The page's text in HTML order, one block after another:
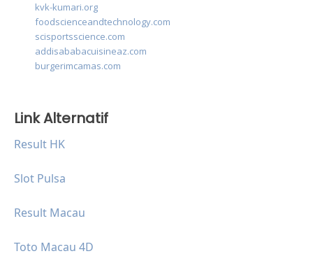
kvk-kumari.org
foodscienceandtechnology.com
scisportsscience.com
addisababacuisineaz.com
burgerimcamas.com
Link Alternatif
Result HK
Slot Pulsa
Result Macau
Toto Macau 4D